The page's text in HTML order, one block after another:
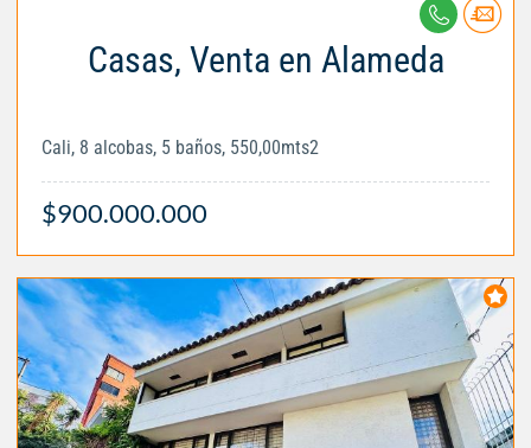
Casas, Venta en Alameda
Cali, 8 alcobas, 5 baños, 550,00mts2
$900.000.000